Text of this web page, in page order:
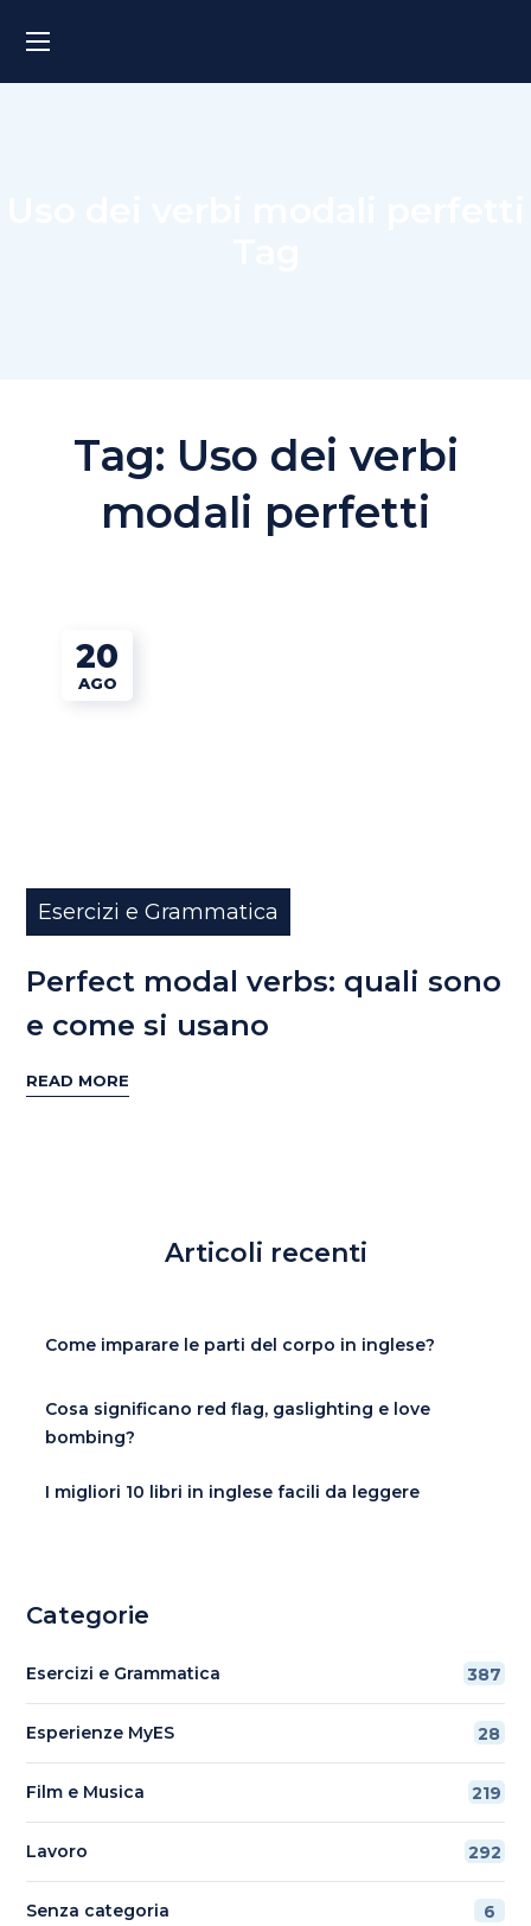
Tag: Uso dei verbi
modali perfetti
20
AGO
Esercizi e Grammatica
Perfect modal verbs: quali sono
e come si usano
READ MORE
Articoli recenti
Come imparare le parti del corpo in inglese?
Cosa significano red flag, gaslighting e love
bombing?
I migliori 10 libri in inglese facili da leggere
Categorie
Esercizi e Grammatica 387
Esperienze MyES 28
Film e Musica 219
Lavoro 292
Senza categoria 6